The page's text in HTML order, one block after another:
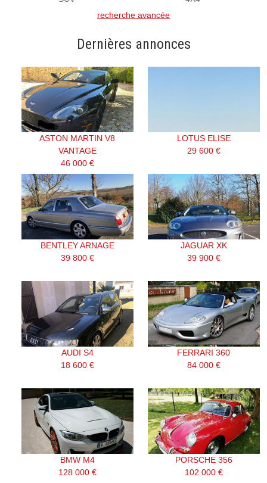
recherche avancée
Dernières annonces
ASTON MARTIN V8
VANTAGE
46 000 €
LOTUS ELISE
29 600 €
BENTLEY ARNAGE
39 800 €
JAGUAR XK
39 900 €
AUDI S4
18 600 €
FERRARI 360
84 000 €
BMW M4
128 000 €
PORSCHE 356
102 000 €